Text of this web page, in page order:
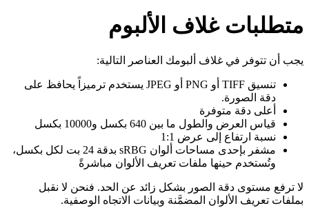
متطلبات غلاف الألبوم
يجب أن تتوفر في غلاف ألبومك العناصر التالية:
تنسيق TIFF أو PNG أو JPEG يستخدم ترميزاً يحافظ على
دقة الصورة.
أعلى دقة متوفرة
قياس العرض والطول ما بين 640 بكسل و10000 بكسل
نسبة ارتفاع إلى عرض 1:1
مشفر بإحدى مساحات ألوان sRBG بدقة 24 بت لكل بكسل،
وتُستخدم حينها ملفات تعريف الألوان مباشرةً
لا ترفع مستوى دقة الصور بشكل زائد عن الحد. فنحن لا نقبل
بملفات تعريف الألوان المضمَّنة وبيانات الاتجاه الوصفية.